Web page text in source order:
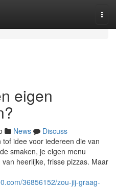
eigen
News
Discuss
idee voor iedereen die van
smaken, je eigen menu
heerlijke, frisse pizzas. Maar
36856152/zou-jij-graag-